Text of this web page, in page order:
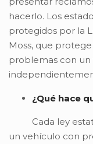
hacerlo. Los
protegidos por la
Moss, que
problemas con un
¿Qué hace
Cada ley
un vehículo con